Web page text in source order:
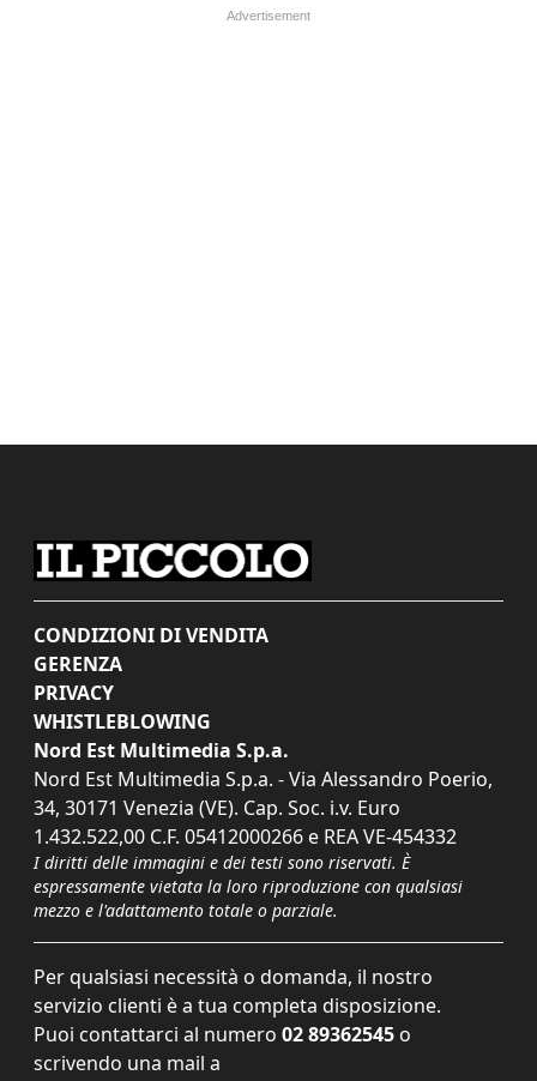
CONDIZIONI DI VENDITA
GERENZA
PRIVACY
WHISTLEBLOWING
Nord Est Multimedia S.p.a.
Nord Est Multimedia S.p.a. - Via Alessandro Poerio,
34, 30171 Venezia (VE). Cap. Soc. i.v. Euro
1.432.522,00 C.F. 05412000266 e REA VE-454332
I diritti delle immagini e dei testi sono riservati. È
espressamente vietata la loro riproduzione con qualsiasi
mezzo e l'adattamento totale o parziale.
Per qualsiasi necessità o domanda, il nostro
servizio clienti è a tua completa disposizione.
Puoi contattarci al numero 02 89362545 o
scrivendo una mail a